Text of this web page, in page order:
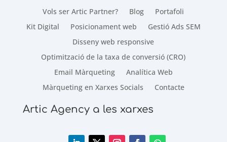
Vols ser Artic Partner? Blog
Portafoli
Kit Digital
Posicionament web
Gestió Ads SEM
Disseny web responsive
Optimització de la taxa de conversió (CRO)
Email Màrqueting
Analítica Web
Màrqueting en Xarxes Socials
Contacte
Artic Agency a les xarxes